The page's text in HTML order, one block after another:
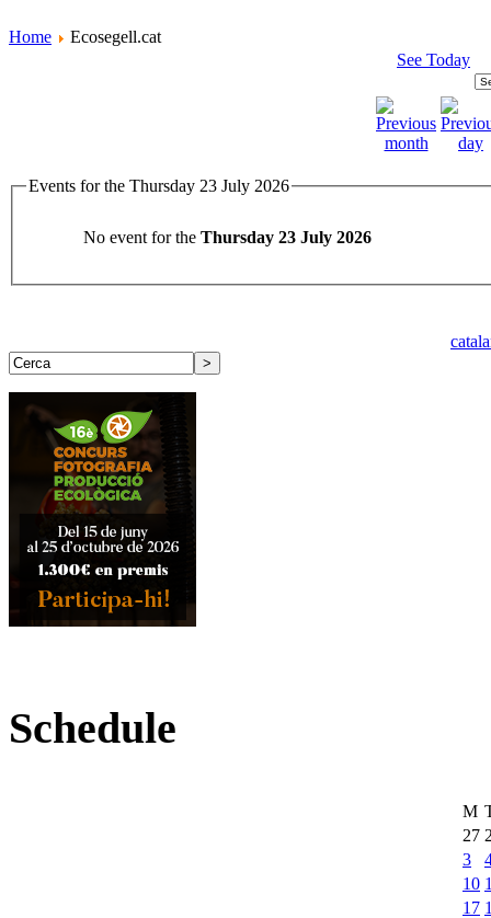
Home
Ecosegell.cat
See Today
Events for the Thursday 23 July 2026
No event for the Thursday 23 July 2026
Schedule
M
27
3
10
17